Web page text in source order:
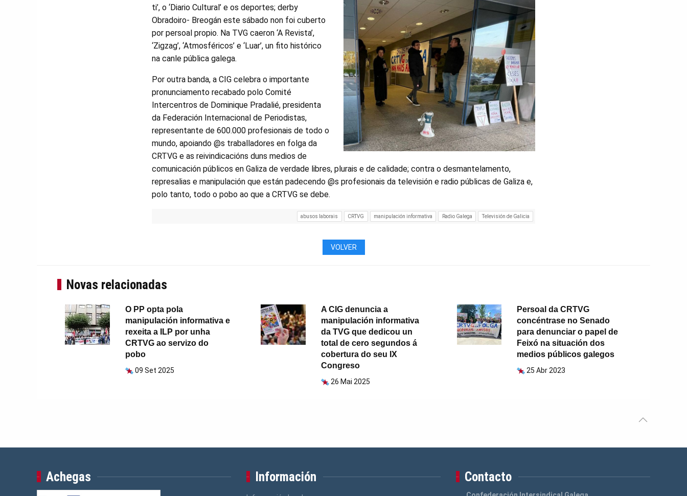
ti’, o ‘Diario Cultural’ e os deportes; derby
Obradoiro- Breogán este sábado non foi cuberto
por persoal propio. Na TVG caeron ‘A Revista’,
‘Zigzag’, ‘Atmosféricos’ e ‘Luar’, un fito histórico
na canle pública galega.
Por outra banda, a CIG celebra o importante
pronunciamento recabado polo Comité
Intercentros de Dominique Pradalié, presidenta
da Federación Internacional de Periodistas,
representante de 600.000 profesionais de todo o
mundo, apoiando @s traballadores en folga da
CRTVG e as reivindicacións duns medios de
comunicación públicos en Galiza de verdade libres, plurais e de calidade; contra o desmantelamento,
represalias e manipulación que están padecendo @s profesionais da televisión e radio públicas de Galiza e,
polo tanto, todo o pobo ao que a CRTVG se debe.
abusos laborais CRTVG manipulación informativa Radio Galega Televisión de Galicia
VOLVER
Novas relacionadas
O PP opta pola
manipulación informativa e
rexeita a ILP por unha
CRTVG ao servizo do
pobo
09 Set 2025
A CIG denuncia a
manipulación informativa
da TVG que dedicou un
total de cero segundos á
cobertura do seu IX
Congreso
26 Mai 2025
Persoal da CRTVG
concéntrase no Senado
para denunciar o papel de
Feixó na situación dos
medios públicos galegos
25 Abr 2023
Achegas Información Contacto